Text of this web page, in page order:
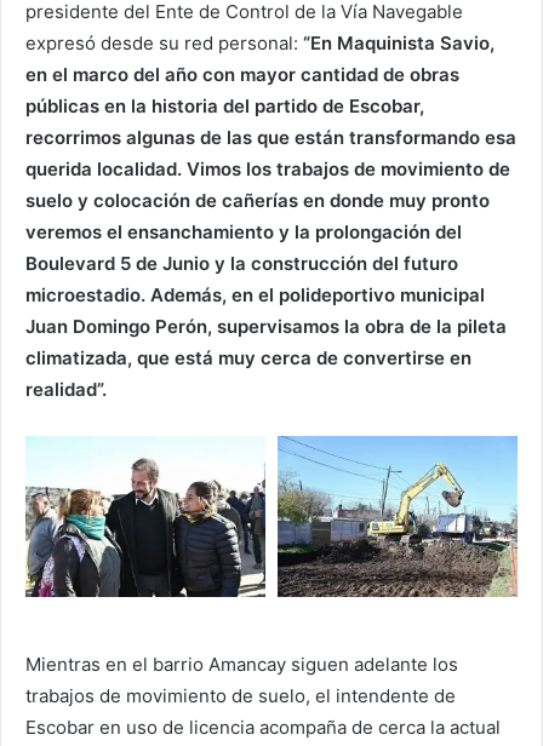
presidente del Ente de Control de la Vía Navegable
expresó desde su red personal: “En Maquinista Savio,
en el marco del año con mayor cantidad de obras
públicas en la historia del partido de Escobar,
recorrimos algunas de las que están transformando esa
querida localidad. Vimos los trabajos de movimiento de
suelo y colocación de cañerías en donde muy pronto
veremos el ensanchamiento y la prolongación del
Boulevard 5 de Junio y la construcción del futuro
microestadio. Además, en el polideportivo municipal
Juan Domingo Perón, supervisamos la obra de la pileta
climatizada, que está muy cerca de convertirse en
realidad”.
Mientras en el barrio Amancay siguen adelante los
trabajos de movimiento de suelo, el intendente de
Escobar en uso de licencia acompaña de cerca la actual